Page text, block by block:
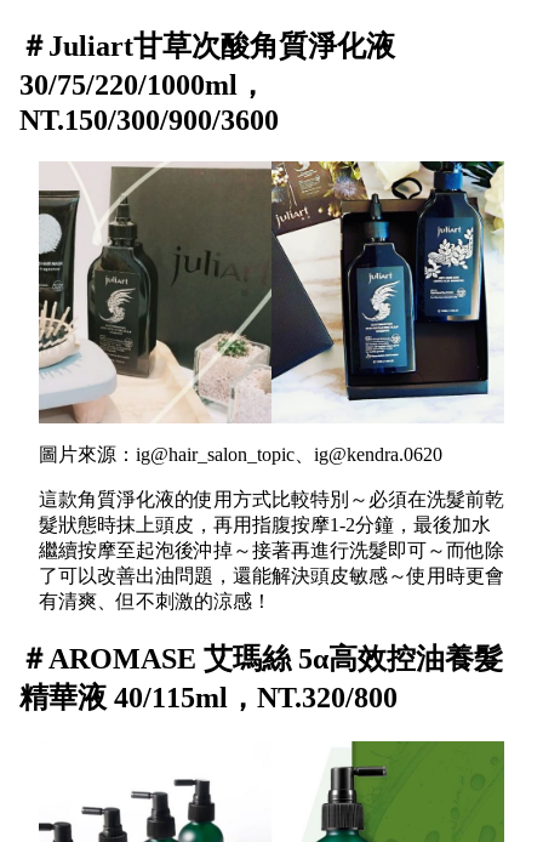
＃Juliart甘草次酸角質淨化液
30/75/220/1000ml，
NT.150/300/900/3600
圖片來源：ig@hair_salon_topic、ig@kendra.0620
這款角質淨化液的使用方式比較特別～必須在洗髮前乾
髮狀態時抹上頭皮，再用指腹按摩1-2分鐘，最後加水
繼續按摩至起泡後沖掉～接著再進行洗髮即可～而他除
了可以改善出油問題，還能解決頭皮敏感～使用時更會
有清爽、但不刺激的涼感！
＃AROMASE 艾瑪絲 5α高效控油養髮
精華液 40/115ml，NT.320/800